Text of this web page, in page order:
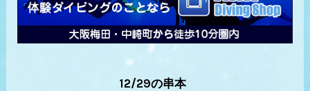
12/29の串本